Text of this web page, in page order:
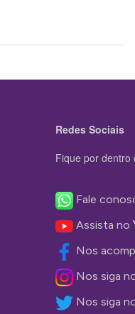
Redes Sociais
Fique por dentro
Fale
Assista no
Nos
Nos siga
Nos siga